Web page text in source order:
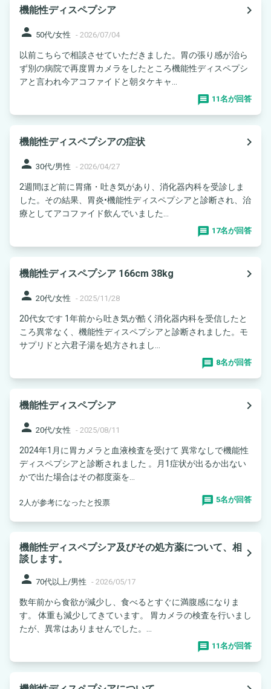
機能性ディスペプシア
navigate_next
person 50代/女性 - 2026/07/04
以前こちらで相談させていただきました。胃の張り感が治ら
ず別の病院で再度胃カメラをしたところ機能性ディスペプシ
アと言われ今アコファイドと朝タケキャ...
11名が回答
機能性ディスペプシアの症状
navigate_next
person 30代/男性 - 2026/04/27
2週間ほど前に胃痛・吐き気があり、消化器内科を受診しま
した。その結果、胃炎•機能性ディスペプシアと診断され、治
療としてアコファイド飲んでいました...
17名が回答
機能性ディスペプシア 166cm 38kg
navigate_next
person 20代/女性 - 2025/11/28
20代女です 1年前から吐き気が酷く消化器内科を受信したと
ころ異常なく、機能性ディスペプシアと診断されました。モ
サプリドと六君子湯を処方されまし...
8名が回答
機能性ディスペプシア
navigate_next
person 20代/女性 - 2025/08/11
2024年1月に胃カメラと血液検査を受けて 異常なしで機能性
ディスペプシアと診断されました 。月1症状が出るか出ない
かで出た場合はその都度薬を...
2人が参考になったと投票 5名が回答
機能性ディスペプシア及びその処方薬について、相
談します。
navigate_next
person 70代以上/男性 - 2026/05/17
数年前から食欲が減少し、食べるとすぐに満腹感になりま
す。 体重も減少してきています。 胃カメラの検査を行いまし
たが、異常はありませんでした。...
11名が回答